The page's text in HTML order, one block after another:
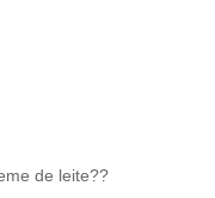
de leite??